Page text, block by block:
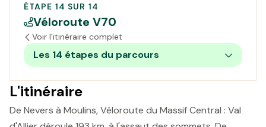
ÉTAPE 14 SUR 14
Véloroute V70
Voir l'itinéraire complet
Les 14 étapes du parcours
L'itinéraire
De Nevers à Moulins, Véloroute du Massif Central : Val